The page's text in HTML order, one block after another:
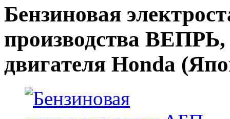
Бензиновая
производства ВЕПРЬ,
двигателя Honda